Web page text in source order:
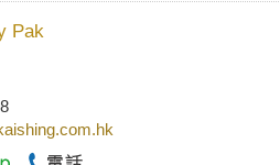
Pak